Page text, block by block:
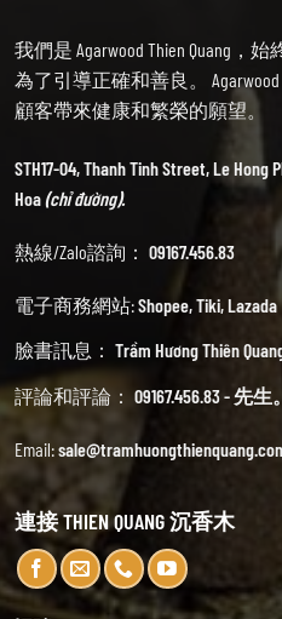
我們是 Agarwood Thien Quang
為了引導正確和善良。
顧客帶來健康和繁榮的願望。
STH17-04, Thanh Tinh Street, Le Hong
Hoa(chỉ đường).
熱線/Zalo諮詢： 09167.456.83
電子商務網站:Shopee,Tiki,Lazada
臉書訊息： Trầm Hương Thiên
評論和評論： 09167.456.83 - 先
Email:
連接 THIEN QUANG 沉香木